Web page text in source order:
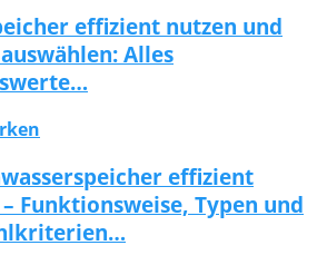
effizient nutzen und
Alles
effizient
Funktionsweise, Typen und